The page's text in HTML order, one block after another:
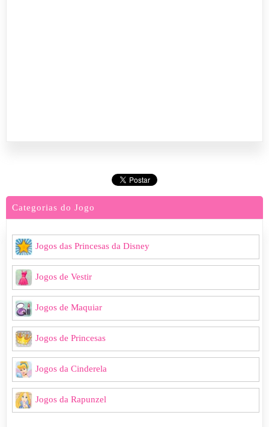
Categorias do Jogo
Jogos das Princesas da Disney
Jogos de Vestir
Jogos de Maquiar
Jogos de Princesas
Jogos da Cinderela
Jogos da Rapunzel